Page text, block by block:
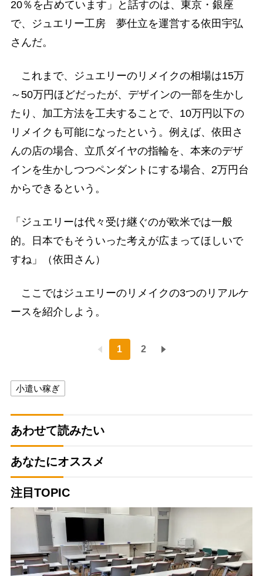
20％を占めています」と話すのは、東京・銀座
で、ジュエリー工房 夢仕立を運営する依田宇弘
さんだ。
これまで、ジュエリーのリメイクの相場は15万
～50万円ほどだったが、デザインの一部を生かし
たり、加工方法を工夫することで、10万円以下の
リメイクも可能になったという。例えば、依田さ
んの店の場合、立爪ダイヤの指輪を、本来のデザ
インを生かしつつペンダントにする場合、2万円台
からできるという。
「ジュエリーは代々受け継ぐのが欧米では一般
的。日本でもそういった考えが広まってほしいで
すね」（依田さん）
ここではジュエリーのリメイクの3つのリアルケ
ースを紹介しよう。
1 2
小遣い稼ぎ
あわせて読みたい
あなたにオススメ
注目TOPIC